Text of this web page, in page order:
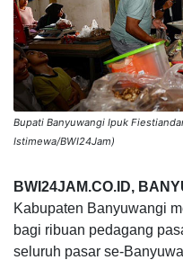
Bupati Banyuwangi Ipuk
Istimewa/BWI24Jam)
BWI24JAM.CO.ID,
Kabupaten Banyuwangi
bagi ribuan pedagang
seluruh pasar se-